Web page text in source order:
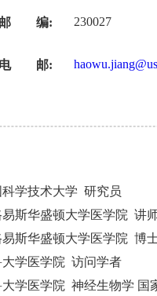
邮 编: 230027
电 邮:
学技术大学 研究员
斯华盛顿大学医学院 讲
斯华盛顿大学医学院 博
学医学院 访问学者
学医学院 神经生物学 国